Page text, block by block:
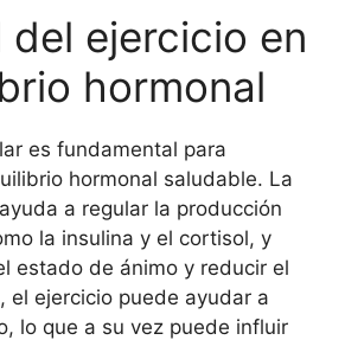
del ejercicio en
hormonal
es fundamental para
hormonal saludable. La
a regular la producción
la insulina y el cortisol, y
estado de ánimo y reducir el
el ejercicio puede ayudar a
lo que a su vez puede influir